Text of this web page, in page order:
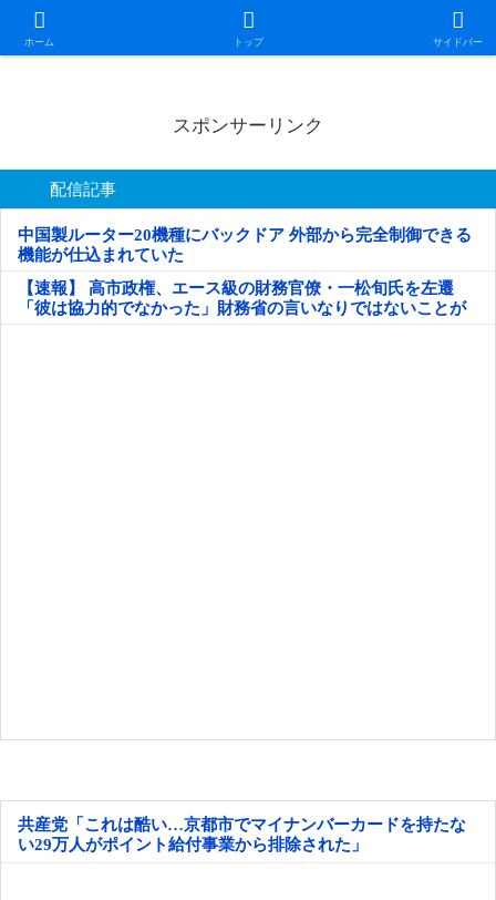
ホーム トップ サイドバー
日本第一！ニュース録
スポンサーリンク
配信記事
中国製ルーター20機種にバックドア 外部から完全制御できる
機能が仕込まれていた
【速報】 高市政権、エース級の財務官僚・一松旬氏を左遷
「彼は協力的でなかった」財務省の言いなりではないことが
判明
共産党「これは酷い…京都市でマイナンバーカードを持たな
い29万人がポイント給付事業から排除された」